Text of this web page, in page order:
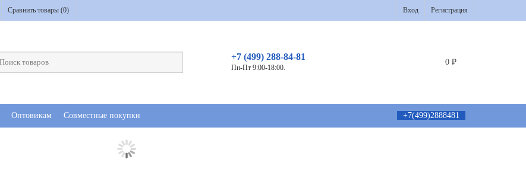
Сравнить товары (0) Вход Регистрация
+7 (499) 288-84-81
Пн-Пт 9:00-18:00.
0 ₽
Оптовикам Совместные покупки +7(499)2888481